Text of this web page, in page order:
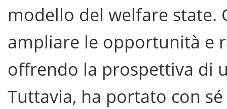
modello del welfare
ampliare le opportunità e
offrendo la prospettiva di
Tuttavia, ha portato con